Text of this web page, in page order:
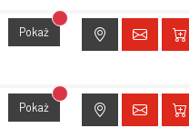
Pokaż Brak dostępu do lokalizacji
Pokaż Brak dostępu do lokalizacji